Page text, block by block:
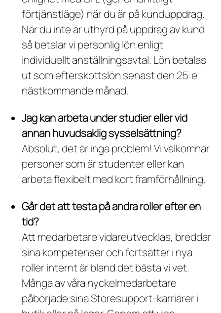
förtjänstläge) när du är på kunduppdrag.
När du inte är uthyrd på uppdrag av kund
så betalar vi personlig lön enligt
individuellt anställningsavtal. Lön betalas
ut som efterskottslön senast den 25:e
nästkommande månad.
Jag kan arbeta under studier eller vid
annan huvudsaklig sysselsättning?
Absolut, det är inga problem! Vi välkomnar
personer som är studenter eller kan
arbeta flexibelt med kort framförhållning.
Går det att testa på andra roller efter en
tid?
Att medarbetare vidareutvecklas, breddar
sina kompetenser och fortsätter i nya
roller internt är bland det bästa vi vet.
Många av våra nyckelmedarbetare
påbörjade sina Storesupport-karriärer i